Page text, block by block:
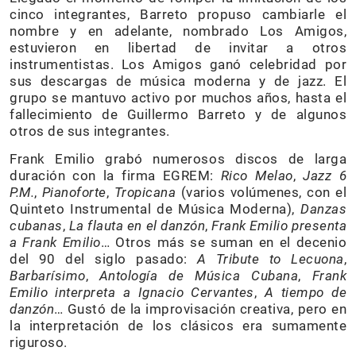
cinco integrantes, Barreto propuso cambiarle el
nombre y en adelante, nombrado Los Amigos,
estuvieron en libertad de invitar a otros
instrumentistas. Los Amigos ganó celebridad por
sus descargas de música moderna y de jazz. El
grupo se mantuvo activo por muchos años, hasta el
fallecimiento de Guillermo Barreto y de algunos
otros de sus integrantes.
Frank Emilio grabó numerosos discos de larga
duración con la firma EGREM: Rico Melao,Jazz 6
P.M., Pianoforte, Tropicana (varios volúmenes, con el
Quinteto Instrumental de Música Moderna), Danzas
cubanas, La flauta en el danzón,Frank Emilio presenta
a Frank Emilio… Otros más se suman en el decenio
del 90 del siglo pasado: A Tribute to Lecuona,
Barbarísimo, Antología de Música Cubana, Frank
Emilio interpreta a Ignacio Cervantes, A tiempo de
danzón… Gustó de la improvisación creativa, pero en
la interpretación de los clásicos era sumamente
riguroso.